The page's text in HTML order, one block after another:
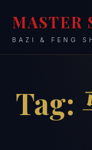
MASTER
BAZI & FENG
Tag: